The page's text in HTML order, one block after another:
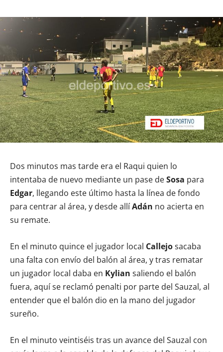
Dos minutos mas tarde era el Raqui quien lo
intentaba de nuevo mediante un pase deSosa para
Edgar, llegando este último hasta la línea de fondo
para centrar al área, y desde allíAdán no acierta en
su remate.
En el minuto quince el jugador local Callejosacaba
una falta con envío del balón al área, y tras rematar
un jugador local daba en Kylian saliendo el balón
fuera, aquí se reclamó penalti por parte del Sauzal, al
entender que el balón dio en la mano del jugador
sureño.
En el minuto veintiséis tras un avance del Sauzal con